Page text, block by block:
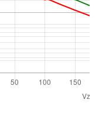
Obnovit na ICAO
hPa (mbar)